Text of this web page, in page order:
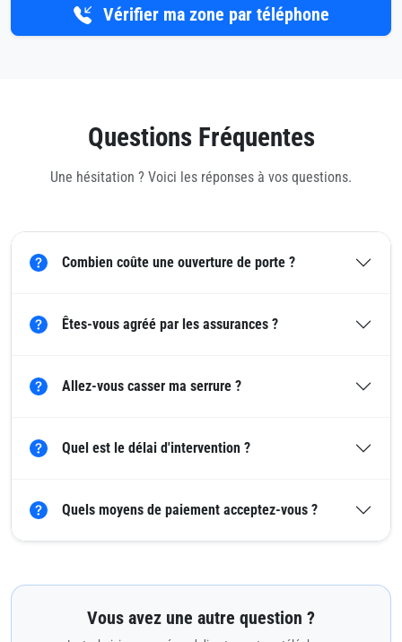
Vérifier ma zone par téléphone
Questions Fréquentes
Une hésitation ? Voici les réponses à vos questions.
Combien coûte une ouverture de porte ?
Êtes-vous agréé par les assurances ?
Allez-vous casser ma serrure ?
Quel est le délai d'intervention ?
Quels moyens de paiement acceptez-vous ?
Vous avez une autre question ?